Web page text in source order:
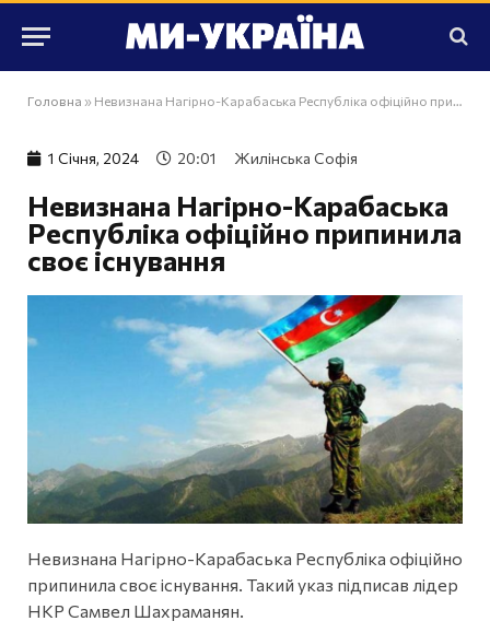
Головна » Невизнана Нагірно-Карабаська Республіка офіційно припинила своє існування
1 Сiчня, 2024 20:01 Жилінська Софія
Невизнана Нагірно-Карабаська
Республіка офіційно припинила
своє існування
Невизнана Нагірно-Карабаська Республіка офіційно
припинила своє існування. Такий указ підписав лідер
НКР Самвел Шахраманян.